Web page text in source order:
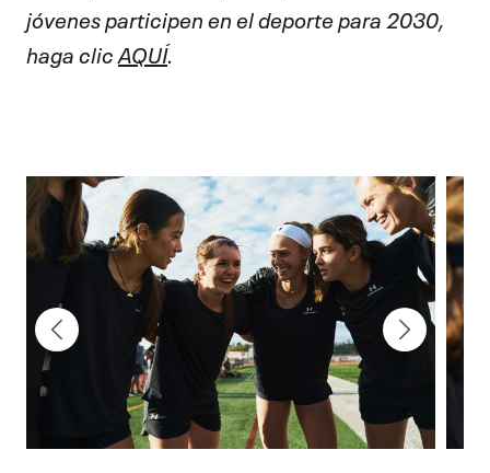
jóvenes participen en el deporte para 2030,
haga clicAQUÍ.